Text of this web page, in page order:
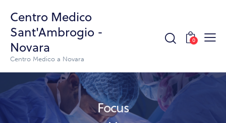
Centro Medico
Sant'Ambrogio -
Novara
Centro Medico a Novara
0
Focus